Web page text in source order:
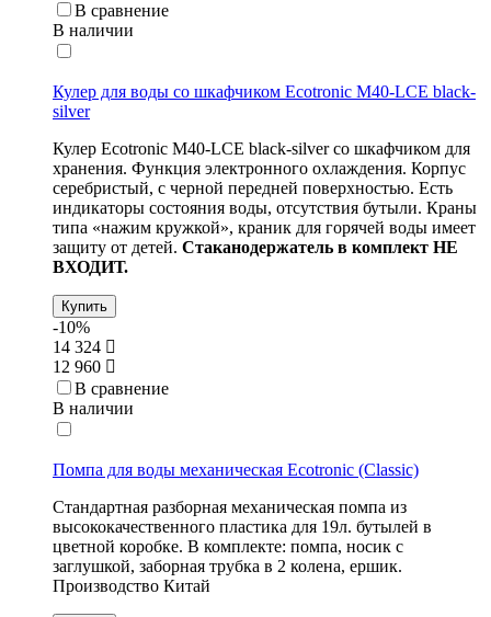
В сравнение
В наличии
Кулер для воды со шкафчиком Ecotronic M40-LCE black-
silver
Кулер Ecotronic M40-LCE black-silver со шкафчиком для
хранения. Функция электронного охлаждения. Корпус
серебристый, с черной передней поверхностью. Есть
индикаторы состояния воды, отсутствия бутыли. Краны
типа «нажим кружкой», краник для горячей воды имеет
защиту от детей. Стаканодержатель в комплект НЕ
ВХОДИТ.
Купить
-10%
14 324
12 960
В сравнение
В наличии
Помпа для воды механическая Ecotronic (Classic)
Стандартная разборная механическая помпа из
высококачественного пластика для 19л. бутылей в
цветной коробке. В комплекте: помпа, носик с
заглушкой, заборная трубка в 2 колена, ершик.
Производство Китай